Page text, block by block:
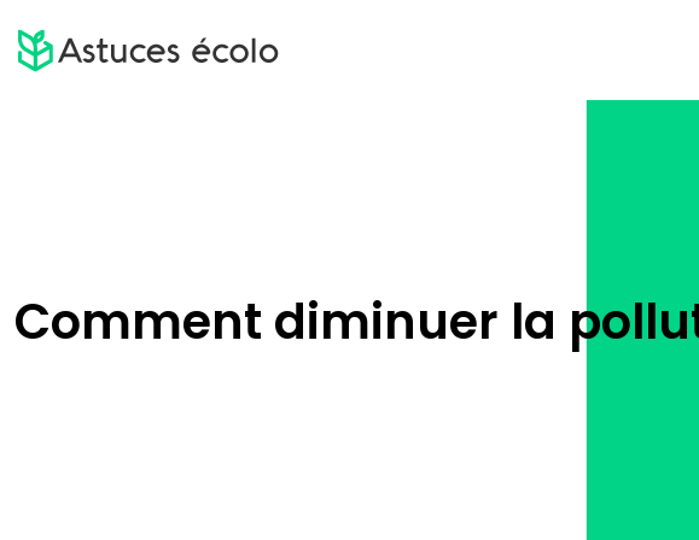
Comment diminuer la